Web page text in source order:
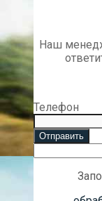
Наш
Телефон
Отправить